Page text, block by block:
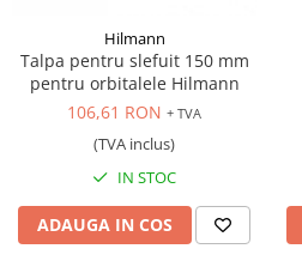
Hilmann
Talpa pentru slefuit 150 mm
pentru orbitalele Hilmann
106,61 RON + TVA
(TVA inclus)
IN STOC
ADAUGA IN COS